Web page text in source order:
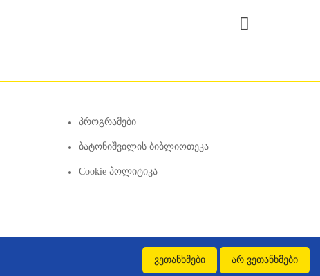
Პროგრამები
Ბატონიშვილის Ბიბლიოთეკა
Cookie Პოლიტიკა
ვეთანხმები არ ვეთანხმები